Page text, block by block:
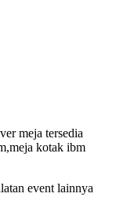
meja tersedia
kotak ibm
event lainnya